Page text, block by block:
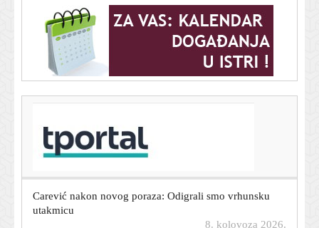
Dnevni horoskop za 9. kolovoza 2026. - što vam
zvijezde danas donose
utakmicu